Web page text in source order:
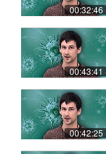
00:32:46
00:43:41
00:42:25